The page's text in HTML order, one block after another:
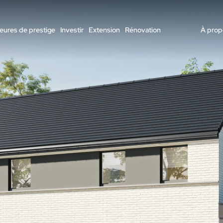
de prestige Investir Extension Rénovation À